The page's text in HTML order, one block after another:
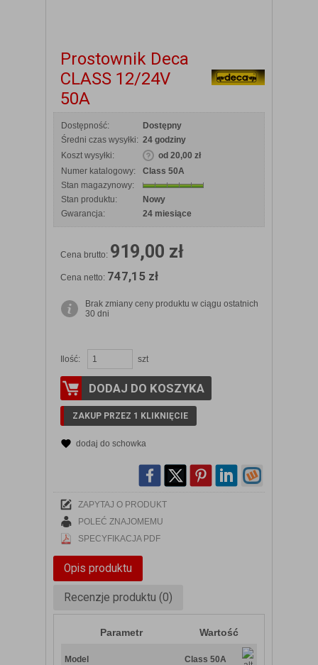
Prostownik Deca
CLASS 12/24V
50A
Dostępność:
Dostępny
Średni czas wysyłki: 24 godziny
Koszt wysyłki:
od 20,00 zł
Numer katalogowy:
Class 50A
Stan magazynowy:
Stan produktu:
Nowy
Gwarancja:
24 miesiące
Cena brutto: 919,00 zł
Cena netto: 747,15 zł
Brak zmiany ceny produktu w ciągu ostatnich
30 dni
Ilość: szt
DODAJ DO KOSZYKA
ZAKUP PRZEZ 1 KLIKNIĘCIE
dodaj do schowka
ZAPYTAJ O PRODUKT
POLEĆ ZNAJOMEMU
SPECYFIKACJA PDF
Opis produktu
Recenzje produktu (0)
Parametr Wartość
Model Class 50A